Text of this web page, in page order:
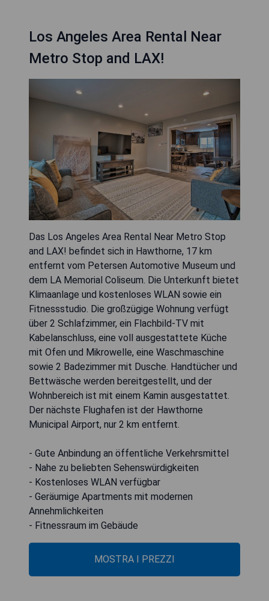
Los Angeles Area Rental Near
Metro Stop and LAX!
Das Los Angeles Area Rental Near Metro Stop
and LAX! befindet sich in Hawthorne, 17 km
entfernt vom Petersen Automotive Museum und
dem LA Memorial Coliseum. Die Unterkunft bietet
Klimaanlage und kostenloses WLAN sowie ein
Fitnessstudio. Die großzügige Wohnung verfügt
über 2 Schlafzimmer, ein Flachbild-TV mit
Kabelanschluss, eine voll ausgestattete Küche
mit Ofen und Mikrowelle, eine Waschmaschine
sowie 2 Badezimmer mit Dusche. Handtücher und
Bettwäsche werden bereitgestellt, und der
Wohnbereich ist mit einem Kamin ausgestattet.
Der nächste Flughafen ist der Hawthorne
Municipal Airport, nur 2 km entfernt.
- Gute Anbindung an öffentliche Verkehrsmittel
- Nahe zu beliebten Sehenswürdigkeiten
- Kostenloses WLAN verfügbar
- Geräumige Apartments mit modernen
Annehmlichkeiten
- Fitnessraum im Gebäude
MOSTRA I PREZZI